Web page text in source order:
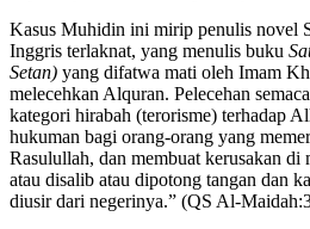
Kasus Muhidin ini mirip penulis novel
Inggris terlaknat, yang menulis buku
Setan) yang difatwa mati oleh Imam
melecehkan Alquran. Pelecehan
kategori hirabah (terorisme) terhadap
hukuman bagi orang-orang yang
Rasulullah, dan membuat kerusakan di
atau disalib atau dipotong tangan dan
diusir dari negerinya.” (QS Al-